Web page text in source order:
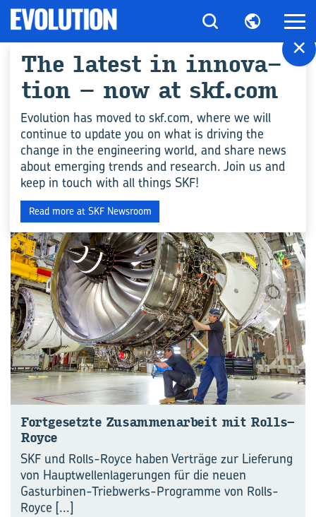
All ar­ticles for
"Luft- und Raum­
fahrt"
INDUSTRIE
Fort­ge­setz­te Zu­sam­men­ar­beit mit Rolls-​
Royce
SKF und Rolls-Royce haben Verträge zur Lieferung
von Hauptwellenlagerungen für die neuen
Gasturbinen-Triebwerks-Programme von Rolls-
Royce [...]
×
The la­test in in­no­va­
ti­on – now at skf.com
Evolution has moved to skf.com, where we will
continue to update you on what is driving the
change in the engineering world, and share news
about emerging trends and research. Join us and
keep in touch with all things SKF!
Read more at SKF Newsroom